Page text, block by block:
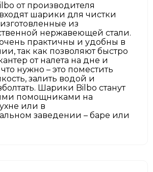
от производителя
шарики для чистки
из
нержавеющей стали.
практичны и удобны в
так как позволяют быстро
от налета на дне и
нужно – это поместить
залить водой и
Шарики Bilbo станут
помощниками на
или в
заведении – баре или